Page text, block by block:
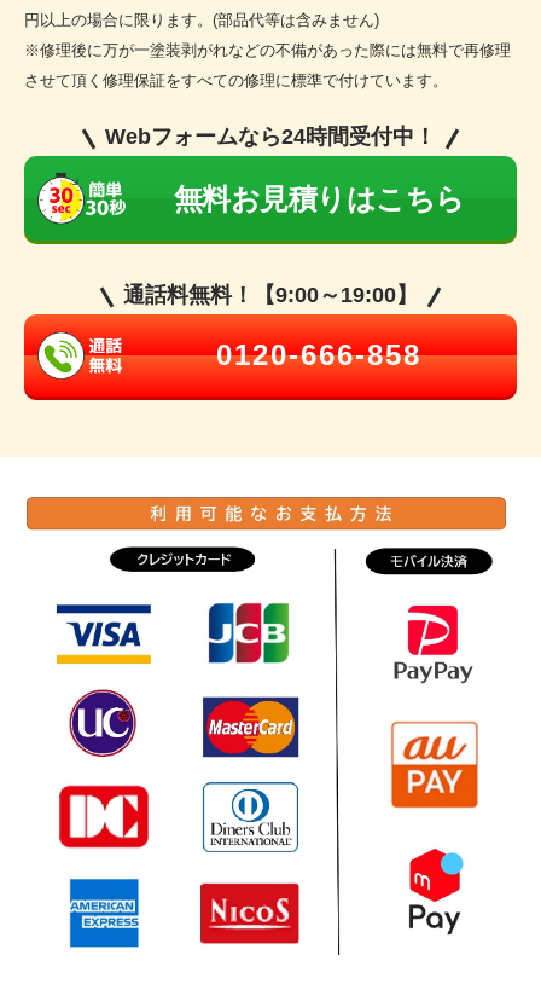
円以上の場合に限ります。(部品代等は含みません)
※修理後に万が一塗装剥がれなどの不備があった際には無料で再修理
させて頂く修理保証をすべての修理に標準で付けています。
Webフォームなら24時間受付中！
無料お見積りはこちら
通話料無料！【9:00～19:00】
0120-666-858